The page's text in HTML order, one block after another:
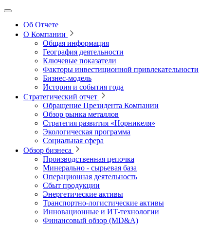
Об Отчете
О Компании
Общая информация
География деятельности
Ключевые показатели
Факторы инвестиционной привлекательности
Бизнес-модель
История и события года
Стратегический отчет
Обращение Президента Компании
Обзор рынка металлов
Стратегия развития «Норникеля»
Экологическая программа
Социальная сфера
Обзор бизнеса
Производственная цепочка
Минерально ‑ сырьевая база
Операционная деятельность
Сбыт продукции
Энергетические активы
Транспортно-логистические активы
Инновационные и ИТ‑технологии
Финансовый обзор (MD&A)